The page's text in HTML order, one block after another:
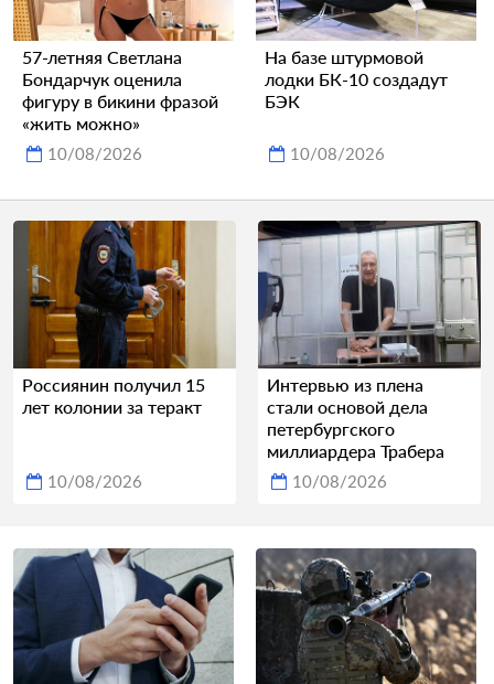
57-летняя Светлана
Бондарчук оценила
фигуру в бикини фразой
«жить можно»
10/08/2026
На базе штурмовой
лодки БК-10 создадут
БЭК
10/08/2026
Россиянин получил 15
лет колонии за теракт
10/08/2026
Интервью из плена
стали основой дела
петербургского
миллиардера Трабера
10/08/2026